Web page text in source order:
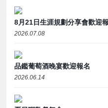
8月21日生涯規劃分享會歡迎
2026.07.08
品鑑葡萄酒晚宴歡迎報名
2026.06.14